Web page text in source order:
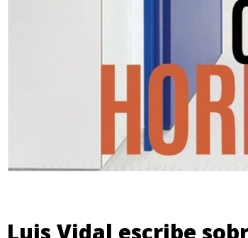
Luis Vidal escribe